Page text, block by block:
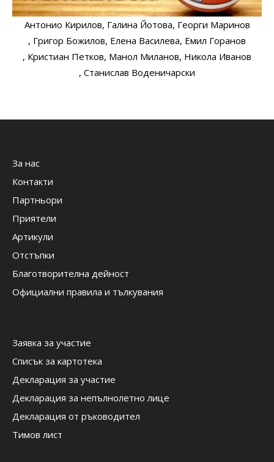
Антонио Кирилов, Галина Йотова, Георги Маринов
, Григор Божилов, Елена Василева, Емил Горанов
, Кристиан Петков, Манол Миланов, Никола Иванов
, Станислав Воденичарски
За нас
Контакти
Партньори
Приятели
Артикули
Отстъпки
Благотворителна дейност
Официални правила и тълкувания
Заявка за участие
Списък за картотека
Декларация за участие
Декларация за непълнолетно лице
Декларация от ръководител
Тимов лист